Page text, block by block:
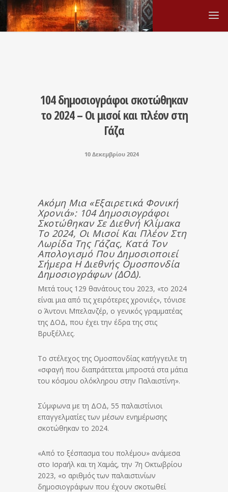
104 δημοσιογράφοι σκοτώθηκαν
το 2024 – Οι μισοί και πλέον στη
Γάζα
10 Δεκεμβρίου 2024
Ακόμη Μια «εξαιρετικά Φονική
Χρονιά»: 104 Δημοσιογράφοι
Σκοτώθηκαν Σε Διεθνή Κλίμακα
Το 2024, Οι Μισοί Και Πλέον Στη
Λωρίδα Της Γάζας, Κατά Τον
Απολογισμό Που Δημοσιοποιεί
Σήμερα Η Διεθνής Ομοσπονδία
Δημοσιογράφων (ΔΟΔ).
Μετά τους 129 θανάτους του 2023, «το 2024
είναι μια από τις χειρότερες χρονιές», τόνισε
ο Άντονι Μπελανζέρ, ο γενικός γραμματέας
της ΔΟΔ, που έχει την έδρα της στις
Βρυξέλλες.
Το στέλεχος της Ομοσπονδίας κατήγγειλε τη
«σφαγή που διαπράττεται μπροστά στα μάτια
του κόσμου ολόκληρου στην Παλαιστίνη».
Σύμφωνα με τη ΔΟΔ, 55 παλαιστίνιοι
επαγγελματίες των μέσων ενημέρωσης
σκοτώθηκαν το 2024.
«Από το ξέσπασμα του πολέμου» ανάμεσα
στο Ισραήλ και τη Χαμάς, την 7η Οκτωβρίου
2023, «ο αριθμός των παλαιστινίων
δημοσιογράφων που έχουν σκοτωθεί